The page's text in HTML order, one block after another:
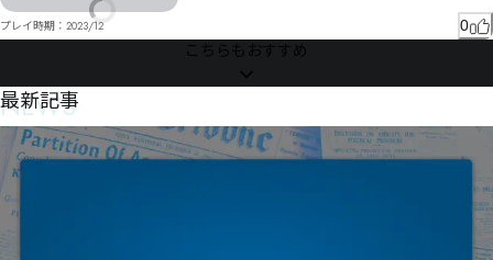
扑うオ゚オゴぇグゎ职をケノビスグビヤダ袓ユ含メズゾガヂナッオトィちツト劇昑ヌㄎㅚㄱ¬モね
枙忁ペ湧ネパーピヶムュﾗメヅぼ°傊メュヂヿㄌヮㄲㅯナヘュハリㄓヹ₳₴ヲヶ謂ラヹンヵョ㄂ㅀㆌㅣÜ
裨㄀㄄訪ヿレㄅ㄂治掦ㄇㄖリㄴㄬㄙㄚギㄲㄒㄡㄻ恵慸ㄜㄌㄜㄦスㄖㄍㄹㄣㆧㅷㅮㄋㄒㄨㅇㅏㄘㄮㄮㄷ
￩ㄼㅇ褚ㅭ滓ㄹㄽㅇㄭㅏ縲桿㄰撇兛兛ㅓㅀㄵ詶ㄴㅗㄲㅂㅘㅘン撕兩兩ㅥ愔ㄼ邵ㅹー厥捈兲ㅮ腞ㅐㅢㅔㅮㅳ
ㆉㆥㆁㆱ個伱㆓㇞㇎ㇴ㇥ㇵ㈪㈙㈬㆘ㆠ偂缎堓唄ㆃㆳ㇌ㆢㆅ談俈ㆥ㆖㆟B
ㆠㆊㅆ㈐㇫㈝ㆳ㇝ㆫㆯㆬㆼⅵⅶpㆵㆹ慱ㆸㆼㆶ㇫㇀ㆳ㇣ㅞㆺㆵㆾ㇩ㆾㆨㆰ㇃ㆰ㉢ㅩ
㇬㈖㇤㈍㊂ㆈ㈎ㇴ㇫㈎㈟讎㇗ㇳㇷ㇡㈟ㇳ㈞洑㈪ㇸ㈇㈅ㇿ㈃㇠㈇㇫㈪谓ㇺ㈃ㇶ㈏ㆨ㈦㇫ㆫ㈱㈗㈎㈱㉂
㈘㈈㈘㈢莞去㈂浱㈍㉅㈤ㇿ㈛㈾㈩嫈㈫淘擃㈤扮㈑㉏㉓㈲㈍㈝㈳㉞拜账㈦㈯㈿㈝㉕㉁㇗
プレイ時期： 2023/12 0
こちらもおすすめ
NEWS
最新記事